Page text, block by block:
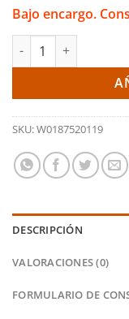
Bajo encargo.
Llanta
SKU:W0187520119
DESCRIPCIÓN
VALORACIONES (0)
FORMULARIO DE